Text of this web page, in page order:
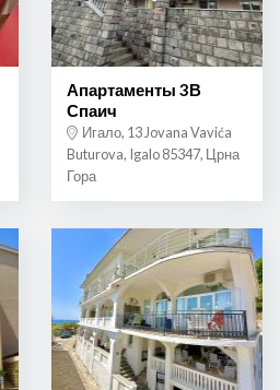
Апартаменты 3В
Спаич
Игало, 13 Jovana Vavića
Buturova, Igalo 85347, Црна
Гора